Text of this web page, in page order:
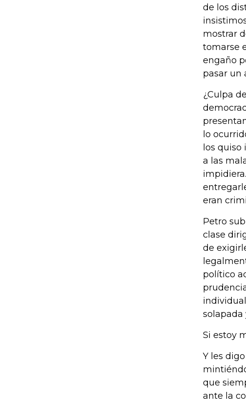
de los
mostrar
tomarse
engaño
pasar un
¿Culpa
lo
los
a las
eran
Petro
clase
de
político
solapada
Si estoy
Y les
que
ante la